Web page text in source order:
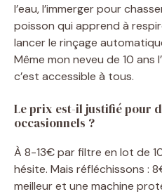
l’eau, l’immerger pour
poisson qui apprend à
lancer le rinçage
Même mon neveu de 10 ans
c’est accessible à tous.
Le prix est-il justifié pour
occasionnels ?
À 8-13€ par filtre en lot de
hésite. Mais réfléchissons :
meilleur et une machine